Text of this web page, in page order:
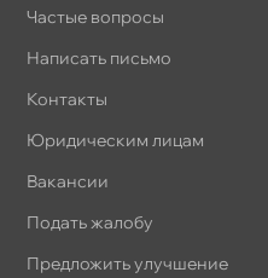
Частые вопросы
Написать письмо
Контакты
Юридическим лицам
акансии
Подать жалобу
Предложить улучшение